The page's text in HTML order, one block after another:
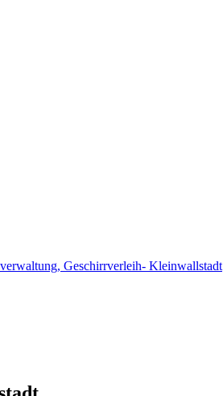
Geschirrverleih- Kleinwallstadt